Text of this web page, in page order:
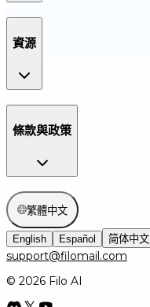
資源
條款與政策
繁體中文
English Español 简体中文
support@filomail.com
© 2026 Filo AI